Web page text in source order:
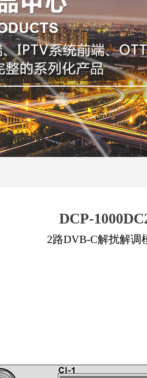
DCP-
2路DVB-C解扰解调